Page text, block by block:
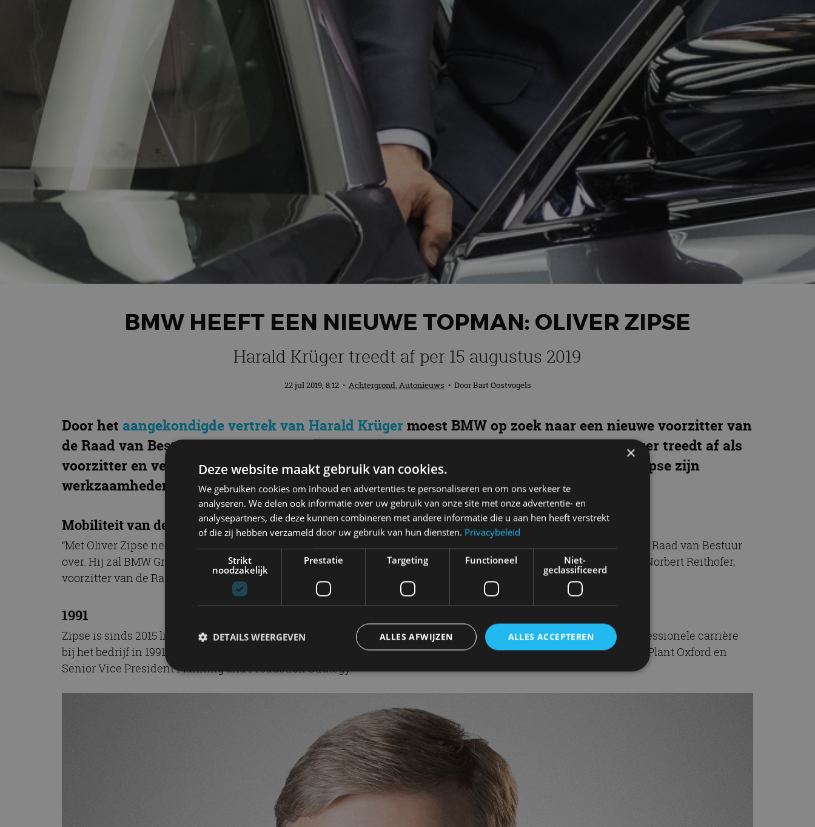
BMW HEEFT EEN NIEUWE TOPMAN: OLIVER ZIPSE
Harald Krüger treedt af per 15 augustus 2019
22 jul 2019, 8:12 • Achtergrond, Autonieuws • DoorBart Oostvogels
Door het aangekondigde vertrek van Harald Krügermoest BMW op zoek naar een nieuwe voorzitter van
de Raad van Bestuur van BMW AG. Na overleg is de keuze gevallen op Oliver Zipse. Krüger treedt af als
voorzitter en verlaat de Raad van Bestuur per 15 augustus 2019. Op 16 augustus neemt Zipse zijn
werkzaamheden over.
Mobiliteit van de toekomst
“Met Oliver Zipse neemt een besluitvaardig strategische en analytische bestuurder de functie van voorzitter van de Raad van Bestuur
over. Hij zal BMW Group nieuwe impulsen geven voor het vormgeven van de mobiliteit van de toekomst”, aldus Dr. Norbert Reithofer,
voorzitter van de Raad van Toezicht van BMW AG.
1991
Zipse is sinds 2015 lid van de Raad van Bestuur en momenteel verantwoordelijk voor productie. Hij begon zijn professionele carrière
bij het bedrijf in 1991 als trainee en bekleedde daarna diverse managementfuncties, waaronder Managing Director Plant Oxford en
Senior Vice President Planning and Production Strategy.
×
Deze website maakt gebruik van cookies.
We gebruiken cookies om inhoud en advertenties te personaliseren en om ons verkeer te
analyseren. We delen ook informatie over uw gebruik van onze site met onze advertentie- en
analysepartners, die deze kunnen combineren met andere informatie die u aan hen heeft verstrekt
of die zij hebben verzameld door uw gebruik van hun diensten. Privacybeleid
Strikt
noodzakelijk
Prestatie Targeting Functioneel
Niet-
geclassificeerd
ALLES ACCEPTEREN
ALLES AFWIJZEN
DETAILS WEERGEVEN
Strikt noodzakelijk Prestatie Targeting Functioneel Niet-geclassificeerd
Strikt noodzakelijke cookies maken de kernfunctionaliteiten van de website mogelijk, zoals gebruikersaanmelding en
accountbeheer. De website kan niet goed worden gebruikt zonder de strikt noodzakelijke cookies.
Aanbieder /
Domein
Vervaldatum Omschrijving
Cloudflare,
Inc.
.autorai.nl
1 jaar
Deze cookie wordt gebruikt door de CloudFlare-service om
vertrouwd webverkeer te identificeren en alle
beveiligingsbeperkingen op basis van het IP-adres van de bezoeker
te omzeilen. Het is essentieel voor het ondersteunen van de
veiligheid van een website functies en in het bieden van
bescherming tegen kwaadaardige bezoekers.